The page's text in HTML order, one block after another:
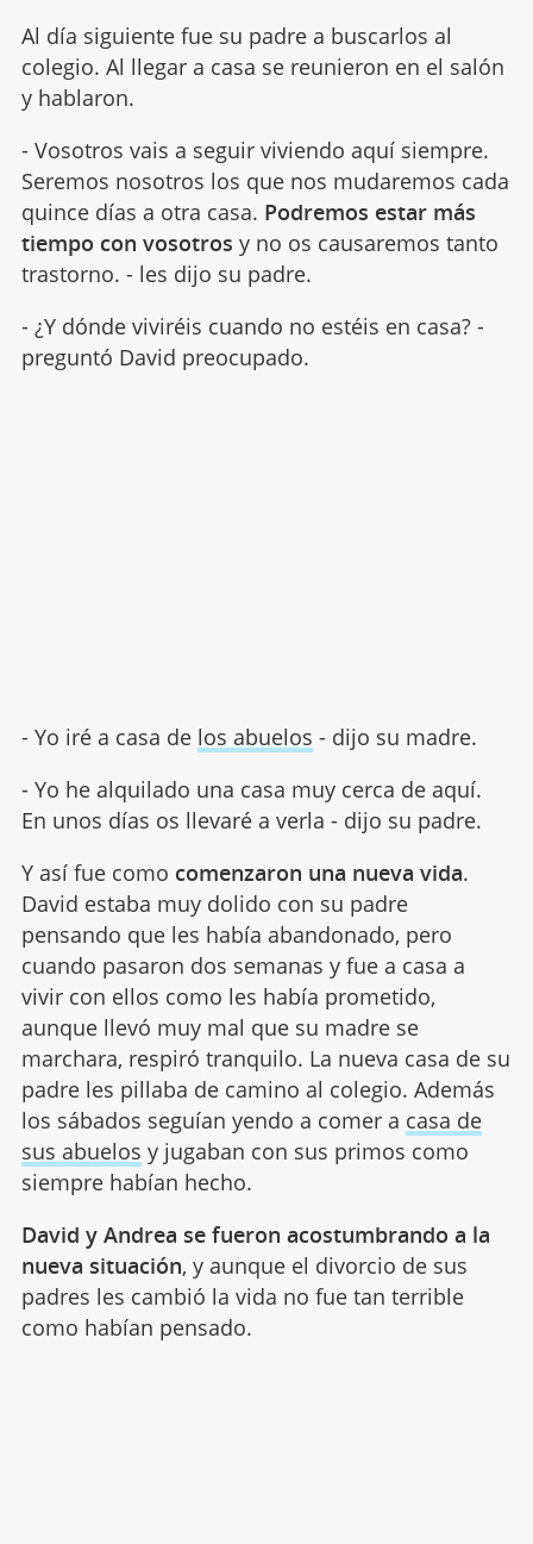
Al día siguiente fue su padre a buscarlos al
colegio. Al llegar a casa se reunieron en el salón
y hablaron.
- Vosotros vais a seguir viviendo aquí siempre.
Seremos nosotros los que nos mudaremos cada
quince días a otra casa. Podremos estar más
tiempo con vosotros y no os causaremos tanto
trastorno. - les dijo su padre.
- ¿Y dónde viviréis cuando no estéis en casa? -
preguntó David preocupado.
- Yo iré a casa de los abuelos - dijo su madre.
- Yo he alquilado una casa muy cerca de aquí.
En unos días os llevaré a verla - dijo su padre.
Y así fue como comenzaron una nueva vida.
David estaba muy dolido con su padre
pensando que les había abandonado, pero
cuando pasaron dos semanas y fue a casa a
vivir con ellos como les había prometido,
aunque llevó muy mal que su madre se
marchara, respiró tranquilo. La nueva casa de su
padre les pillaba de camino al colegio. Además
los sábados seguían yendo a comer a casa de
sus abuelos y jugaban con sus primos como
siempre habían hecho.
David y Andrea se fueron acostumbrando a la
nueva situación, y aunque el divorcio de sus
padres les cambió la vida no fue tan terrible
como habían pensado.